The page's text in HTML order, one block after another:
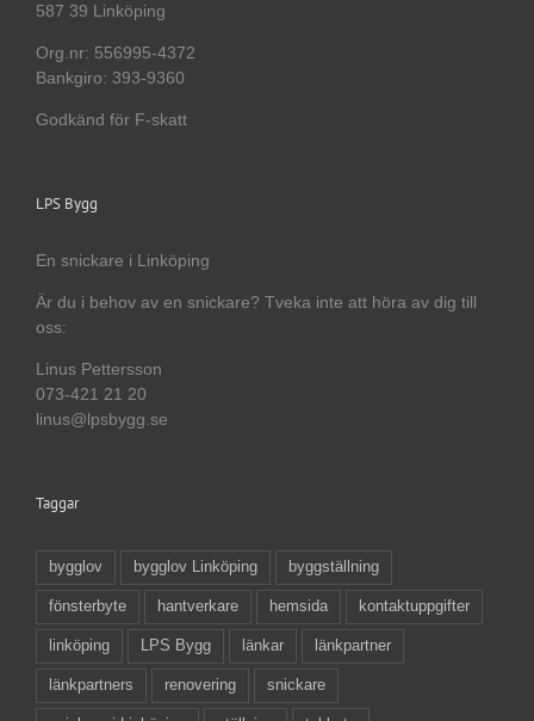
587 39 Linköping
Org.nr: 556995-4372
Bankgiro: 393-9360
Godkänd för F-skatt
LPS Bygg
En snickare i Linköping
Är du i behov av en snickare? Tveka inte att höra av dig till
oss:
Linus Pettersson
073-421 21 20
linus@lpsbygg.se
Taggar
bygglov bygglov Linköping byggställning
fönsterbyte hantverkare hemsida kontaktuppgifter
linköping LPS Bygg länkar länkpartner
länkpartners renovering snickare